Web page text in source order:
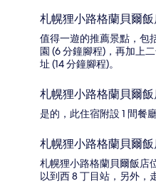
札幌狸小路格蘭貝爾
值得一遊的推薦景點，包
園 (6 分鐘腳程)，再加上
址 (14 分鐘腳程)。
札幌狸小路格蘭貝爾
是的，此住宿附設 1 間餐廳
札幌狸小路格蘭貝爾
札幌狸小路格蘭貝爾飯店
以到西 8 丁目站，另外，